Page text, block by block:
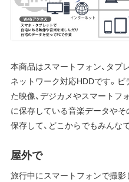
本商品はスマートフォン、タブ
ネットワーク対応HDDです。ビ
た映像、デジカメやスマートフ
に保存している音楽データや
保存して、どこからでもみんな
屋外で
旅行中にスマートフォンで撮